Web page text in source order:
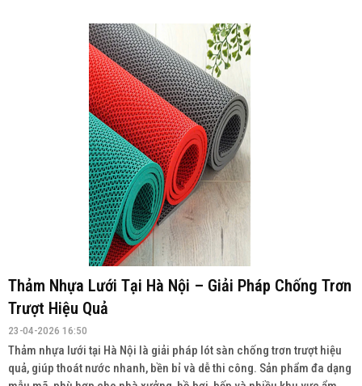
Thảm Nhựa Lưới Tại Hà Nội – Giải Pháp Chống Trơn
Trượt Hiệu Quả
23-04-2026 16:50
Thảm nhựa lưới tại Hà Nội là giải pháp lót sàn chống trơn trượt hiệu
quả, giúp thoát nước nhanh, bền bỉ và dễ thi công. Sản phẩm đa dạng